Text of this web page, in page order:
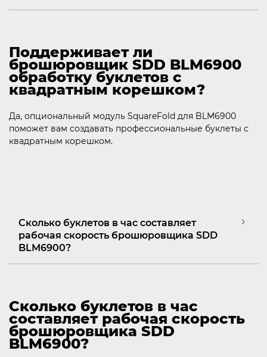
Поддерживает ли
брошюровщик SDD BLM6900
обработку буклетов с
квадратным корешком?
Да, опциональный модуль SquareFold для BLM6900
поможет вам создавать профессиональные буклеты с
квадратным корешком.
Сколько буклетов в час составляет
рабочая скорость брошюровщика SDD
BLM6900?
Сколько буклетов в час
составляет рабочая скорость
брошюровщика SDD
BLM6900?